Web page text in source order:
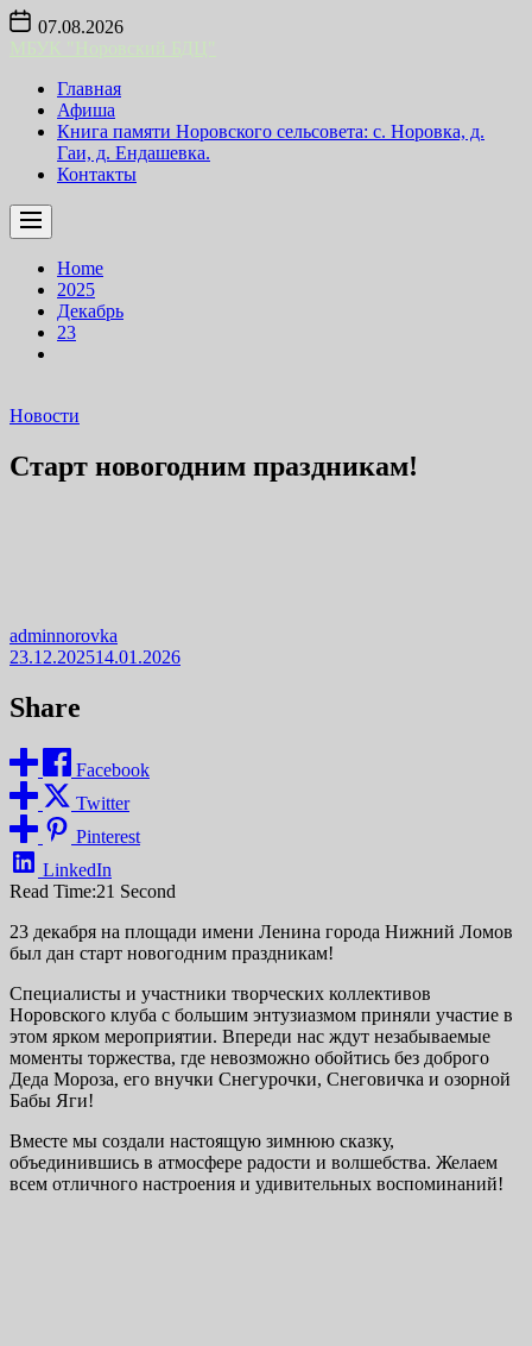
Skip
content
07.08.2026
Главная
Афиша
Книга памяти Норовского сельсовета: с. Норовка, д.
Гаи, д. Ендашевка.
Контакты
Home
2025
Декабрь
23
Новости
Старт новогодним праздникам!
adminnorovka
23.12.202514.01.2026
Share
Facebook
Twitter
Pinterest
LinkedIn
Read Time:21 Second
23 декабря на площади имени Ленина города Нижний Ломов
был дан старт новогодним праздникам!
Специалисты и участники творческих коллективов
Норовского клуба с большим энтузиазмом приняли участие в
этом ярком мероприятии. Впереди нас ждут незабываемые
моменты торжества, где невозможно обойтись без доброго
Деда Мороза, его внучки Снегурочки, Снеговичка и озорной
Бабы Яги!
Вместе мы создали настоящую зимнюю сказку,
объединившись в атмосфере радости и волшебства. Желаем
всем отличного настроения и удивительных воспоминаний!